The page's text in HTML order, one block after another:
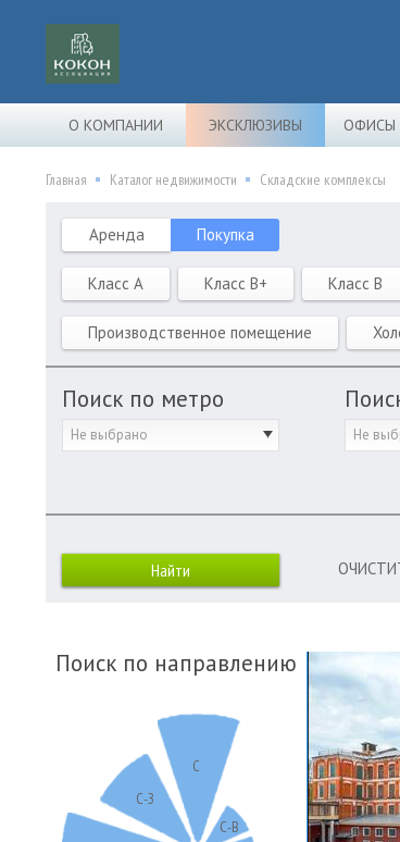
О КОМПАНИИ ЭКСКЛЮЗИВЫ ОФИСЫ
Главная Каталог недвижимости Складские комплексы
Аренда Покупка
Класс A Класс B+ Класс B
Производственное помещение
Поиск по метро
Не выбрано Не
Поиск по направлению
С
С-В
С-З